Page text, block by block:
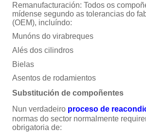
Remanufacturación: Todos os
mídense segundo as tolerancias do
(OEM), incluíndo:
Munóns do virabreques
Alés dos cilindros
Bielas
Asentos de rodamientos
Substitución de compoñentes
Nun verdadeiro proceso de
normas do sector normalmente
obrigatoria de: